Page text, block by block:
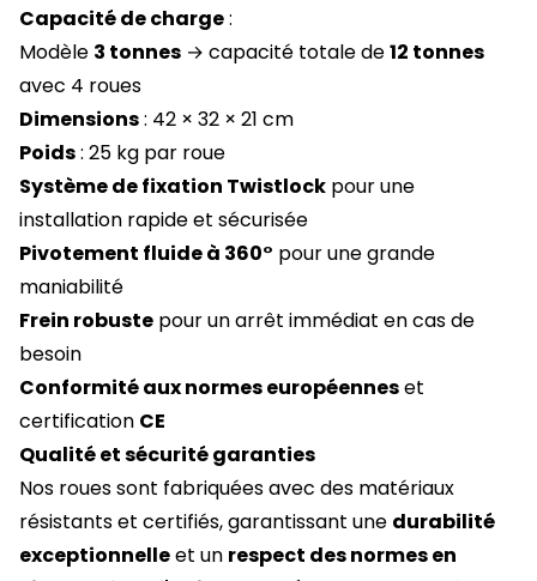
Capacité de charge:
Modèle 3 tonnes → capacité totale de12 tonnes
avec 4 roues
Dimensions: 42 × 32 × 21 cm
Poids: 25 kg par roue
Système de fixation Twistlock pour une
installation rapide et sécurisée
Pivotement fluide à 360° pour une grande
maniabilité
Frein robuste pour un arrêt immédiat en cas de
besoin
Conformité aux normes européenneset
certification CE
Qualité et sécurité garanties
Nos roues sont fabriquées avec des matériaux
résistants et certifiés, garantissant une durabilité
exceptionnelleet un respect des normes en